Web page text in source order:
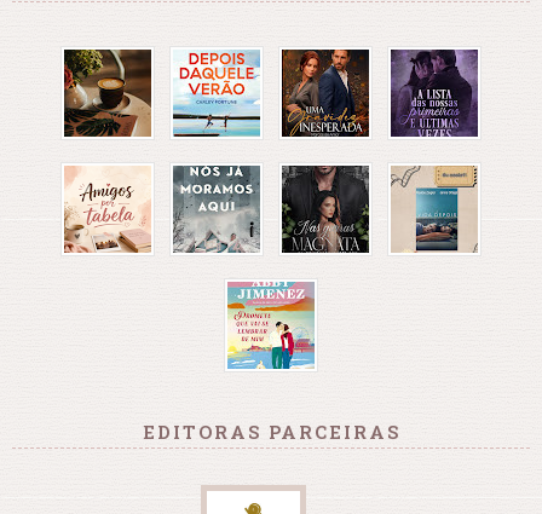
EDITORAS PARCEIRAS